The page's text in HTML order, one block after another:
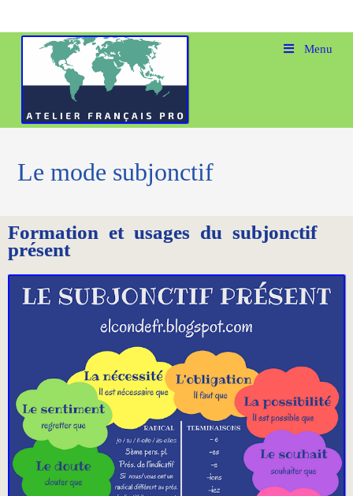
Menu
Le mode subjonctif
Formation et usages du subjonctif
présent